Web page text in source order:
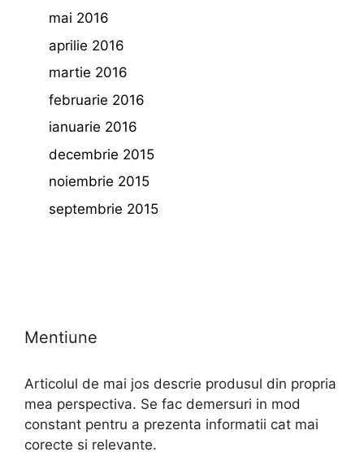
mai 2016
aprilie 2016
martie 2016
februarie 2016
ianuarie 2016
decembrie 2015
noiembrie 2015
septembrie 2015
Mentiune
Articolul de mai jos descrie produsul din propria
mea perspectiva. Se fac demersuri in mod
constant pentru a prezenta informatii cat mai
corecte si relevante.